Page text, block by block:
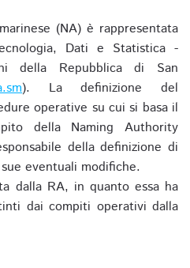
(NA) è rappresentata
Dati e Statistica -
della Repubblica di San
). La definizione del
operative su cui si basa il
della Naming Authority
della definizione di
eventuali modifiche.
dalla RA, in quanto essa ha
dai compiti operativi dalla